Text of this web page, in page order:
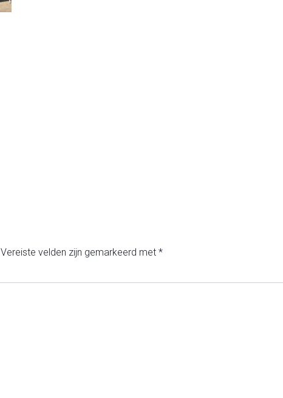
Vereiste velden zijn gemarkeerd met *